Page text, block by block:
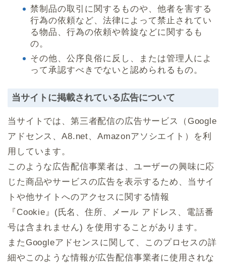
禁制品の取引に関するものや、他者を害する
行為の依頼など、法律によって禁止されてい
る物品、行為の依頼や斡旋などに関するも
の。
その他、公序良俗に反し、または管理人によ
って承認すべきでないと認められるもの。
当サイトに掲載されている広告について
当サイトでは、第三者配信の広告サービス（Google
アドセンス、A8.net、Amazonアソシエイト）を利
用しています。
このような広告配信事業者は、ユーザーの興味に応
じた商品やサービスの広告を表示するため、当サイ
トや他サイトへのアクセスに関する情報
『Cookie』(氏名、住所、メール アドレス、電話番
号は含まれません) を使用することがあります。
またGoogleアドセンスに関して、このプロセスの詳
細やこのような情報が広告配信事業者に使用されな